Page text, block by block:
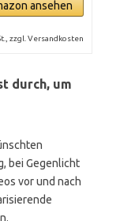
ansehen
zzgl. Versandkosten
durch, um
bei Gegenlicht
vor und nach